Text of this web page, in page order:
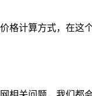
格计算方式，在这